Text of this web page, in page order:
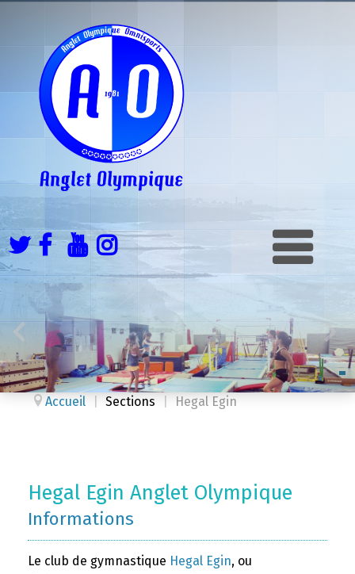
Accueil Sections Hegal Egin
Hegal Egin Anglet Olympique
Informations
Le club de gymnastique Hegal Egin, ou